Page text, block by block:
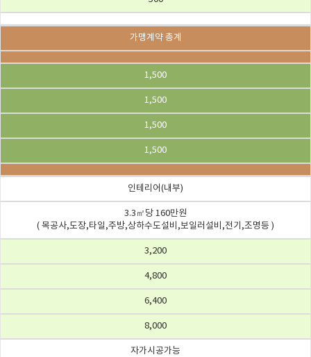
가맹계약 총계
1,500
1,500
1,500
1,500
인테리어(내부)
3.3㎡당 160만원
( 목공사,도장,타일,주방,상하수도설비,보일러설비,전기,조명등 )
3,200
4,800
6,400
8,000
자가시공가능